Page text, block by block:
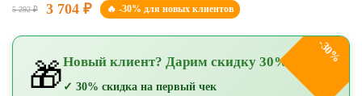
5 292 ₽ 3 704 ₽ 🔥 -30% для новых клиентов
-30%
🎁Новый клиент? Дарим скидку 30%!
✓ 30% скидка на первый чек